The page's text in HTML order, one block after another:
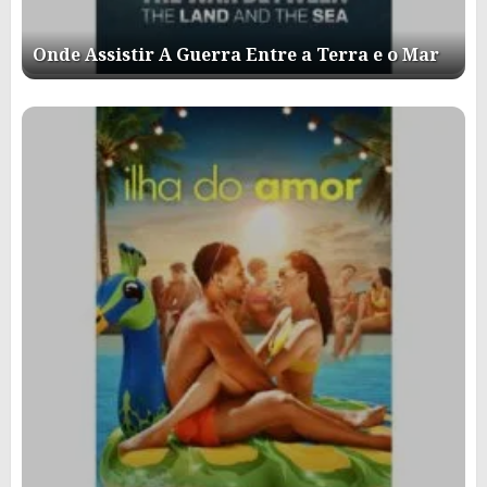
Onde Assistir A Guerra Entre a Terra e o Mar